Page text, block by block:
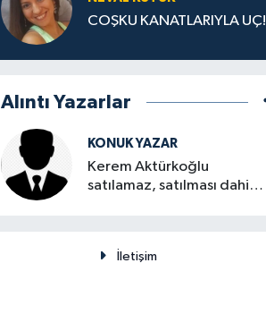
COŞKU KANATLARIYLA UÇ!
Alıntı Yazarlar
KONUK YAZAR
Kerem Aktürkoğlu
satılamaz, satılması dahi
İletişim